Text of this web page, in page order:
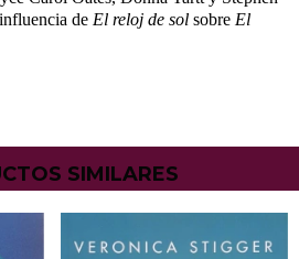
de El reloj de sol sobre El
SIMILARES